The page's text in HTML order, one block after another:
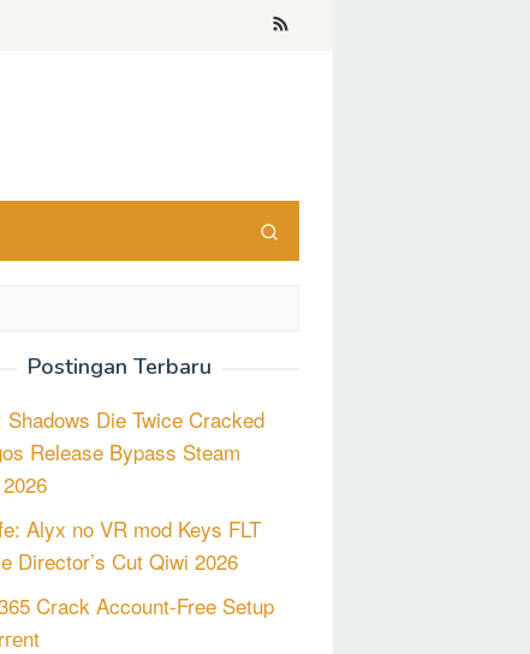
Postingan Terbaru
Shadows Die Twice Cracked
Release Bypass Steam
Alyx no VR mod Keys FLT
Director’s Cut Qiwi 2026
Crack Account-Free Setup